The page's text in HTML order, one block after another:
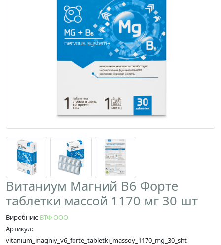
Витаниум Магний В6 Форте
таблетки массой 1170 мг 30 шт
Виробник: ВТФ ООО
Артикул:
vitanium_magniy_v6_forte_tabletki_massoy_1170_mg_30_sht